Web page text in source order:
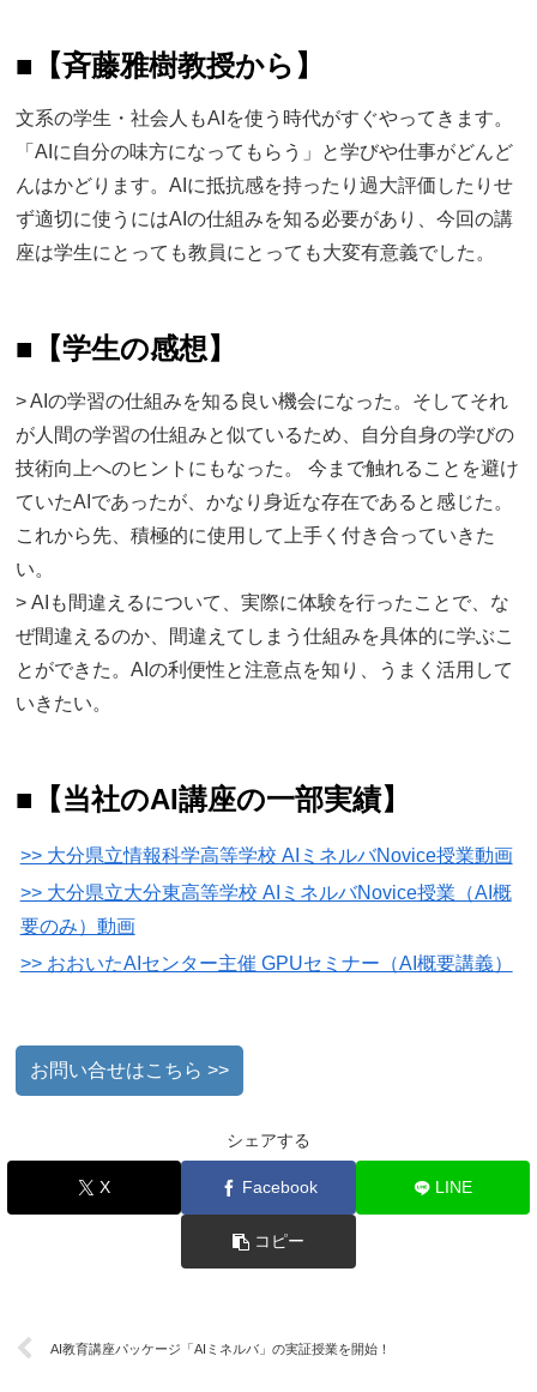
■ 【斉藤雅樹教授から】
文系の学生・社会人もAIを使う時代がすぐやってきます。
「AIに自分の味方になってもらう」と学びや仕事がどんど
んはかどります。AIに抵抗感を持ったり過大評価したりせ
ず適切に使うにはAIの仕組みを知る必要があり、今回の講
座は学生にとっても教員にとっても大変有意義でした。
■ 【学生の感想】
> AIの学習の仕組みを知る良い機会になった。そしてそれ
が人間の学習の仕組みと似ているため、自分自身の学びの
技術向上へのヒントにもなった。 今まで触れることを避け
ていたAIであったが、かなり身近な存在であると感じた。
これから先、積極的に使用して上手く付き合っていきた
い。
> AIも間違えるについて、実際に体験を行ったことで、な
ぜ間違えるのか、間違えてしまう仕組みを具体的に学ぶこ
とができた。AIの利便性と注意点を知り、うまく活用して
いきたい。
■ 【当社のAI講座の一部実績】
>> 大分県立情報科学高等学校 AIミネルバNovice授業動画
>> 大分県立大分東高等学校 AIミネルバNovice授業（AI概
要のみ）動画
>> おおいたAIセンター主催 GPUセミナー（AI概要講義）
お問い合せはこちら >>
シェアする
X Facebook LINE
コピー
AI教育講座パッケージ「AIミネルバ」の実証授業を開始！